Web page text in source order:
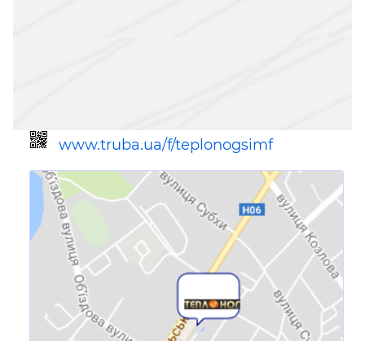
www.truba.ua/f/teplonogsimf
Ссылка для мобильных устройств